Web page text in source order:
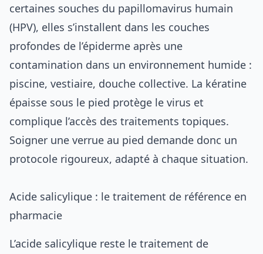
certaines souches du papillomavirus humain
(HPV), elles s’installent dans les couches
profondes de l’épiderme après une
contamination dans un environnement humide :
piscine, vestiaire, douche collective. La kératine
épaisse sous le pied protège le virus et
complique l’accès des traitements topiques.
Soigner une verrue au pied demande donc un
protocole rigoureux, adapté à chaque situation.
Acide salicylique : le traitement de référence en
pharmacie
L’acide salicylique reste le traitement de